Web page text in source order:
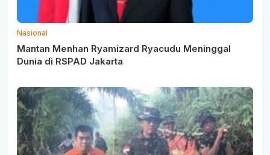
Nasional
Mantan Menhan Ryamizard Ryacudu Meninggal
Dunia di RSPAD Jakarta